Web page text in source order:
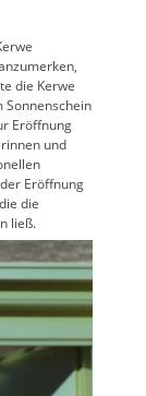
die Kerwe
Eröffnung
und
Eröffnung
die
ließ.